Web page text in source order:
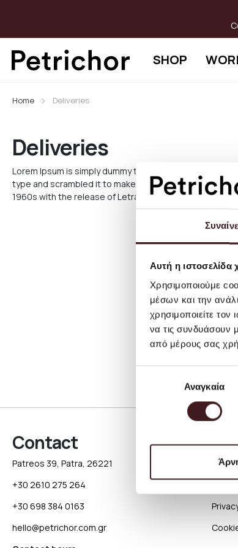
Αυτή η ιστοσελίδα
Χρησιμοποιούμε
μέσων και την
χρησιμοποιείτε
να τις συνδυάσουν
από μέρους σας
συγκατάθεσηςΑναγκαία
Content
SHOP
Home Deliveries
Deliveries
Lorem Ipsum is simply dummy text of the printing and
type and scrambled it to make a type specimen book.
1960s with the release of Letraset sheets containing
Contact
Patreos 39, Patra, 26221
+30 2610 275 264
+30 698 384 0163
hello@petrichor.com.gr